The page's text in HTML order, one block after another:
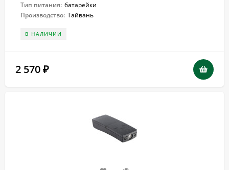
Тип питания: батарейки
Производство: Тайвань
В НАЛИЧИИ
2 570 ₽